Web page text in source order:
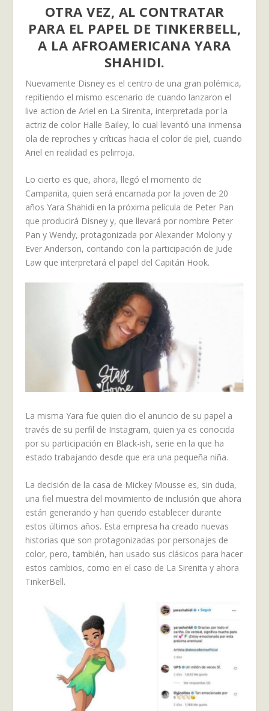
OTRA VEZ, AL CONTRATAR
PARA EL PAPEL DE TINKERBELL,
A LA AFROAMERICANA YARA
SHAHIDI.
Nuevamente Disney es el centro de una gran polémica,
repitiendo el mismo escenario de cuando lanzaron el
live action de Ariel en La Sirenita, interpretada por la
actriz de color Halle Bailey, lo cual levantó una inmensa
ola de reproches y críticas hacia el color de piel, cuando
Ariel en realidad es pelirroja.
Lo cierto es que, ahora, llegó el momento de
Campanita, quien será encarnada por la joven de 20
años Yara Shahidi en la próxima película de Peter Pan
que producirá Disney y, que llevará por nombre Peter
Pan y Wendy, protagonizada por Alexander Molony y
Ever Anderson, contando con la participación de Jude
Law que interpretará el papel del Capitán Hook.
La misma Yara fue quien dio el anuncio de su papel a
través de su perfil de Instagram, quien ya es conocida
por su participación en Black-ish, serie en la que ha
estado trabajando desde que era una pequeña niña.
La decisión de la casa de Mickey Mousse es, sin duda,
una fiel muestra del movimiento de inclusión que ahora
están generando y han querido establecer durante
estos últimos años. Esta empresa ha creado nuevas
historias que son protagonizadas por personajes de
color, pero, también, han usado sus clásicos para hacer
estos cambios, como en el caso de La Sirenita y ahora
TinkerBell.